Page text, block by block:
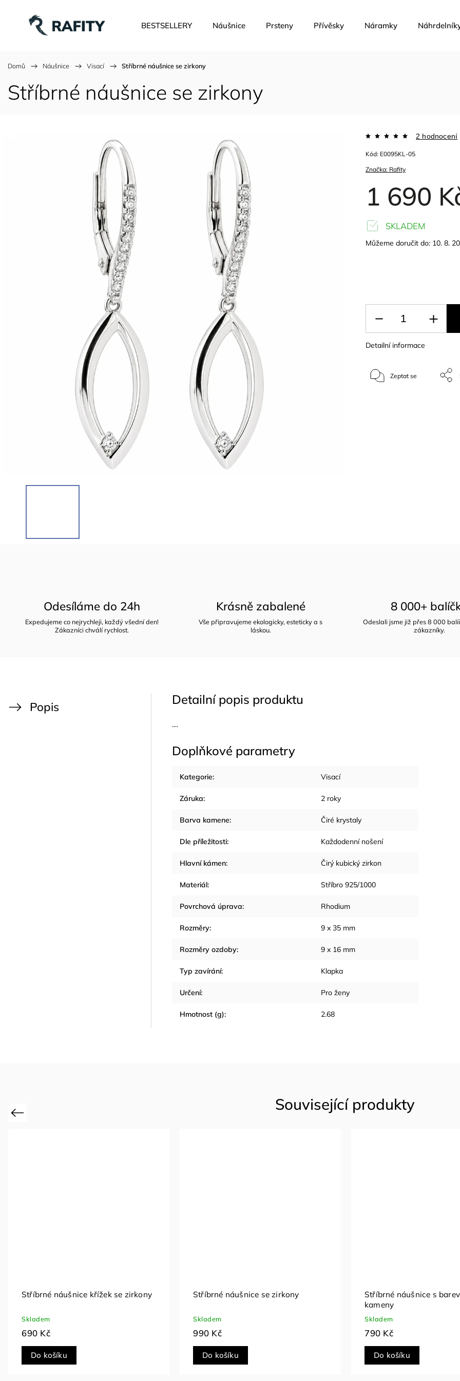
BESTSELLERY Náušnice Prsteny Přívěsky Náramky
Domů / Náušnice / Visací / Stříbrné náušnice se zirkony
Stříbrné náušnice se zirkony
Značka: Rafity
2 hodnocení
1 690
Kód: E0095KL-05
SKLADEM
Můžeme doručit do: 10. 8.
Detailní informace
Zeptat se
Odesíláme do 24h
Expedujeme co nejrychleji, každý všední den!
Zákazníci chválí rychlost.
Krásně zabalené
Vše připravujeme ekologicky, esteticky a s
láskou.
8 000+
Odeslali jsme již přes 8 000
zákazníky.
Popis Detailní popis produktu
....
Doplňkové parametry
Kategorie: Visací
Záruka: 2 roky
Barva kamene: Čiré krystaly
Dle příležitosti: Každodenní nošení
Hlavní kámen: Čirý kubický zirkon
Materiál: Stříbro 925/1000
Povrchová úprava: Rhodium
Rozměry: 9 x 35 mm
Rozměry ozdoby: 9 x 16 mm
Typ zavírání: Klapka
Určení: Pro ženy
Hmotnost (g): 2.68
Související produkty
Previous
Stříbrné náušnice křížek se zirkony
Skladem
690 Kč
Do košíku
Stříbrné náušnice se zirkony
Skladem
990 Kč
Do košíku
Stříbrné náušnice s
kameny
Skladem
790 Kč
Do košíku